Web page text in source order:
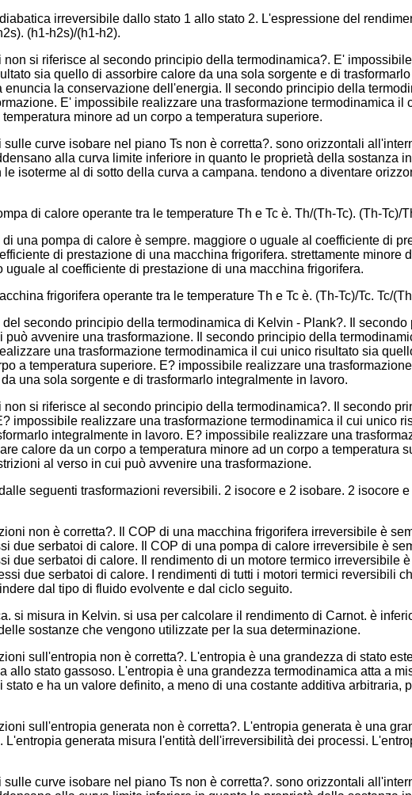
irreversibile dallo stato 1 allo stato 2. L'espressione del
(h1-h2s)/(h1-h2).
si riferisce al secondo principio della termodinamica?. E'
sia quello di assorbire calore da una sola sorgente e di
la conservazione dell'energia. Il secondo principio della
E' impossibile realizzare una trasformazione termodinamica il
minore ad un corpo a temperatura superiore.
curve isobare nel piano Ts non è corretta?. sono orizzontali
alla curva limite inferiore in quanto le proprietà della sostanza
isoterme al di sotto della curva a campana. tendono a diventare
di calore operante tra le temperature Th e Tc è. Th/(Th-Tc). (Th-Tc)/
di una pompa di calore è sempre. maggiore o uguale al coefficiente di
di prestazione di una macchina frigorifera. strettamente minore
uguale al coefficiente di prestazione di una macchina frigorifera.
frigorifera operante tra le temperature Th e Tc è. (Th-Tc)/Tc. Tc/
secondo principio della termodinamica di Kelvin - Plank?. Il
avvenire una trasformazione. Il secondo principio della
una trasformazione termodinamica il cui unico risultato sia
a temperatura superiore. E? impossibile realizzare una
una sola sorgente e di trasformarlo integralmente in lavoro.
si riferisce al secondo principio della termodinamica?. Il secondo
impossibile realizzare una trasformazione termodinamica il cui unico
integralmente in lavoro. E? impossibile realizzare una
calore da un corpo a temperatura minore ad un corpo a temperatura
al verso in cui può avvenire una trasformazione.
seguenti trasformazioni reversibili. 2 isocore e 2 isobare. 2 isocore
non è corretta?. Il COP di una macchina frigorifera irreversibile è
due serbatoi di calore. Il COP di una pompa di calore irreversibile è
due serbatoi di calore. Il rendimento di un motore termico irreversibile
due serbatoi di calore. I rendimenti di tutti i motori termici reversibili
dal tipo di fluido evolvente e dal ciclo seguito.
si misura in Kelvin. si usa per calcolare il rendimento di Carnot. è
sostanze che vengono utilizzate per la sua determinazione.
sull'entropia non è corretta?. L'entropia è una grandezza di stato
allo stato gassoso. L'entropia è una grandezza termodinamica atta a
stato e ha un valore definito, a meno di una costante additiva arbitraria,
sull'entropia generata non è corretta?. L'entropia generata è una
L'entropia generata misura l'entità dell'irreversibilità dei processi.
curve isobare nel piano Ts non è corretta?. sono orizzontali